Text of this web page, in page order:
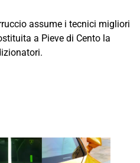
assume i tecnici migliori
a Pieve di Cento la